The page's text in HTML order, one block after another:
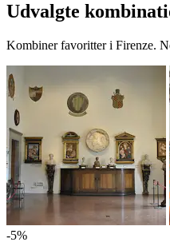
Udvalgte
Kombiner favoritter i Firenze.
-5%